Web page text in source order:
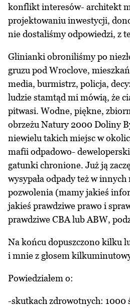
konflikt interesów- architekt
projektowaniu inwestycji,
nie dostaliśmy odpowiedzi, z
Glinianki obroniliśmy po
gruzu pod Wroclove,
media, burmistrz, policja,
ludzie stamtąd mi mówią, że
pitwasi. Wodne, piękne,
obrzeżu Natury 2000 Doliny
niewielu takich miejsc w
mafii odpadowo-
gatunki chronione. Już ją
wysypała odpady też w innych
pozwolenia (mamy jakieś
jakieś prawdziwe prawo i
prawdziwe CBA lub ABW,
Na końcu dopuszczono kilku
i mnie z głosem
Powiedziałem o:
-skutkach zdrowotnych: 1000